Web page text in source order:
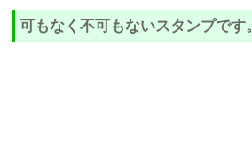
可もなく不可もないスタンプで